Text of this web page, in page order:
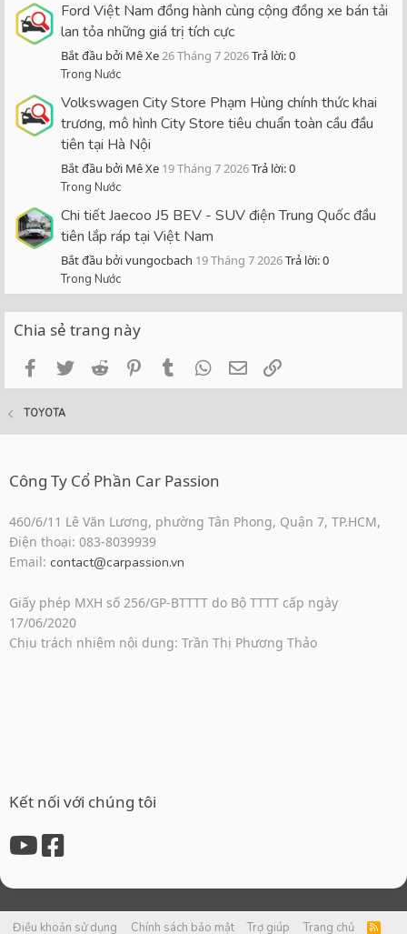
Ford Việt Nam đồng hành cùng cộng đồng xe bán tải
lan tỏa những giá trị tích cực
Bắt đầu bởi Mê Xe26 Tháng 7 2026Trả lời: 0
Trong Nước
Volkswagen City Store Phạm Hùng chính thức khai
trương, mô hình City Store tiêu chuẩn toàn cầu đầu
tiên tại Hà Nội
Bắt đầu bởi Mê Xe 19 Tháng 7 2026Trả lời: 0
Trong Nước
Chi tiết Jaecoo J5 BEV - SUV điện Trung Quốc đầu
tiên lắp ráp tại Việt Nam
Bắt đầu bởi vungocbach 19 Tháng 7 2026Trả lời: 0
Trong Nước
Chia sẻ trang này
FacebookTwitterReddit PinterestTumblrWhatsApp
Email
TOYOTA
Công Ty Cổ Phần Car Passion
460/6/11 Lê Văn Lương, phường Tân Phong, Quận 7, TP.HCM,
Điện thoại: 083-8039939
Email: contact@carpassion.vn
Giấy phép MXH số 256/GP-BTTTT do Bộ TTTT cấp ngày
17/06/2020
Chịu trách nhiệm nội dung: Trần Thị Phương Thảo
Kết nối với chúng tôi
Điều khoản sử dụng Chính sách bảo mật Trợ giúp Trang chủ
R